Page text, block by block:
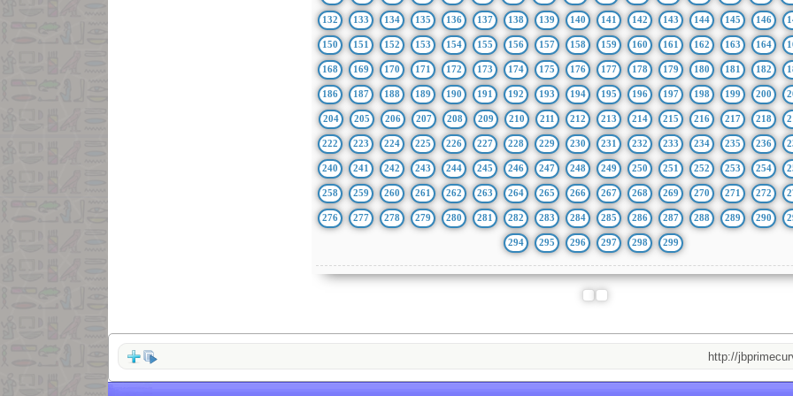
132 133 134 135 136 137 138 139 140 141 142 143 144 145 146
150 151 152 153 154 155 156 157 158 159 160 161 162 163 164
168 169 170 171 172 173 174 175 176 177 178 179 180 181 182
186 187 188 189 190 191 192 193 194 195 196 197 198 199 200
204 205 206 207 208 209 210 211 212 213 214 215 216 217 218
222 223 224 225 226 227 228 229 230 231 232 233 234 235 236
240 241 242 243 244 245 246 247 248 249 250 251 252 253 254
258 259 260 261 262 263 264 265 266 267 268 269 270 271 272
276 277 278 279 280 281 282 283 284 285 286 287 288 289 290
294 295 296 297 298 299
http://